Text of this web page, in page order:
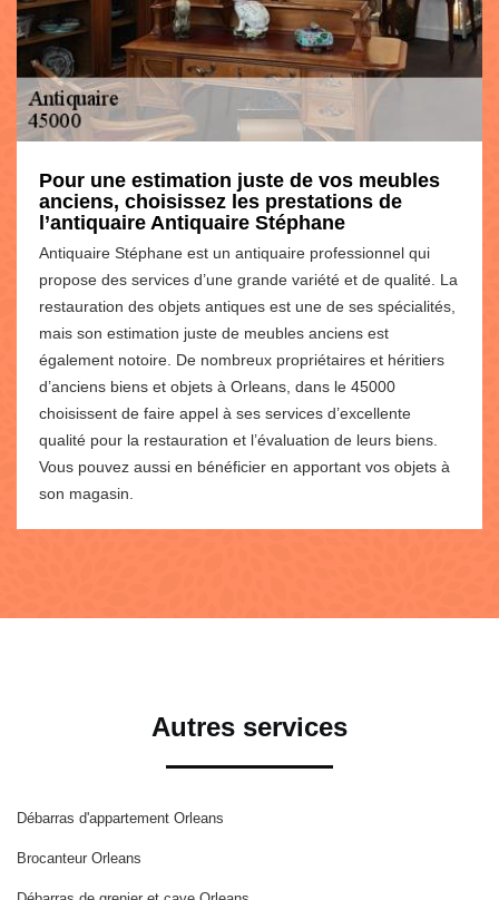
Pour une estimation juste de vos meubles
anciens, choisissez les prestations de
l’antiquaire Antiquaire Stéphane
Antiquaire Stéphane est un antiquaire professionnel qui
propose des services d’une grande variété et de qualité. La
restauration des objets antiques est une de ses spécialités,
mais son estimation juste de meubles anciens est
également notoire. De nombreux propriétaires et héritiers
d’anciens biens et objets à Orleans, dans le 45000
choisissent de faire appel à ses services d’excellente
qualité pour la restauration et l’évaluation de leurs biens.
Vous pouvez aussi en bénéficier en apportant vos objets à
son magasin.
Autres services
Débarras d'appartement Orleans
Brocanteur Orleans